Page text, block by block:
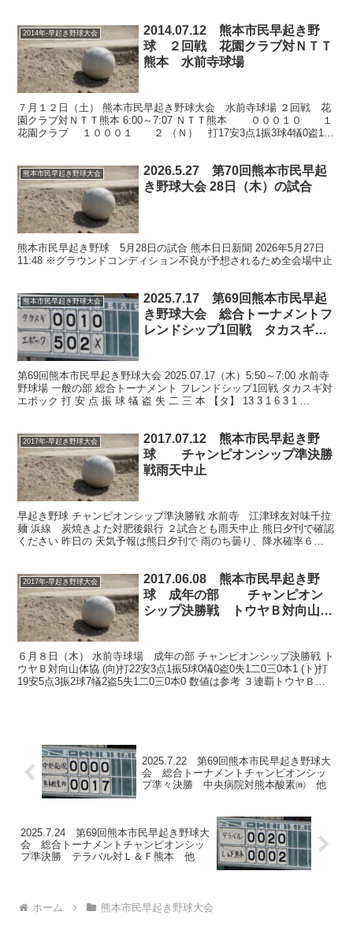
2014年-早起き野球大会
2014.07.12 熊本市民早起き野
球 ２回戦 花園クラブ対ＮＴＴ
熊本 水前寺球場
７月１２日（土） 熊本市民早起き野球大会 水前寺球場 ２回戦 花
園クラブ対ＮＴＴ熊本 6:00～7:07 ＮＴＴ熊本 ０００１０ １
花園クラブ １０００１ ２ （Ｎ） 打17安3点1振3球4犠0盗1失
熊本市民早起き野球大会
2026.5.27 第70回熊本市民早起
き野球大会 28日（木）の試合
熊本市民早起き野球 5月28日の試合 熊本日日新聞 2026年5月27日
11:48 ※グラウンドコンディション不良が予想されるため全会場中止
熊本市民早起き野球大会
2025.7.17 第69回熊本市民早起
き野球大会 総合トーナメントフ
レンドシップ1回戦 タカスギ対
第69回熊本市民早起き野球大会 2025.07.17（木）5:50～7:00 水前寺
野球場 一般の部 総合トーナメント フレンドシップ1回戦 タカスギ対
エポック 打 安 点 振 球 犠 盗 失 二 三 本 【タ】 13 3 1 6 3 1 ...
2017年-早起き野球大会
2017.07.12 熊本市民早起き野
球 チャンピオンシップ準決勝
戦雨天中止
早起き野球 チャンピオンシップ準決勝戦 水前寺 江津球友対味千拉
麺 浜線 炭焼きよた対肥後銀行 ２試合とも雨天中止 熊日夕刊で確認
ください 昨日の 天気予報は熊日夕刊で 雨のち曇り、降水確率６
2017年-早起き野球大会
2017.06.08 熊本市民早起き野
球 成年の部 チャンピオン
シップ決勝戦 トウヤＢ対向山体
６月８日（木） 水前寺球場 成年の部 チャンピオンシップ決勝戦 ト
ウヤＢ対向山体協 (向)打22安3点1振5球0犠0盗0失1二0三0本1 (ト)打
19安5点3振2球7犠2盗5失1二0三0本0 数値は参考 ３連覇トウヤＢ、
2025.7.22 第69回熊本市民早起き野球大
会 総合トーナメントチャンピオンシッ
プ準々決勝 中央病院対熊本酸素㈱ 他
2025.7.24 第69回熊本市民早起き野球大
会 総合トーナメントチャンピオンシッ
プ準決勝 テラバル対Ｌ＆Ｆ熊本 他
ホーム 熊本市民早起き野球大会